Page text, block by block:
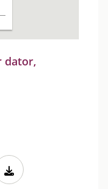
dator,